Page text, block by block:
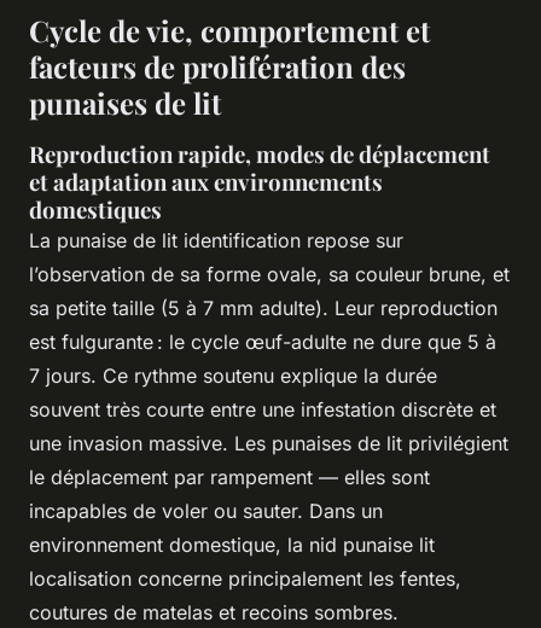
Cycle de vie, comportement et
facteurs de prolifération des
punaises de lit
Reproduction rapide, modes de déplacement
et adaptation aux environnements
domestiques
La punaise de lit identification repose sur
l’observation de sa forme ovale, sa couleur brune, et
sa petite taille (5 à 7 mm adulte). Leur reproduction
est fulgurante : le cycle œuf-adulte ne dure que 5 à
7 jours. Ce rythme soutenu explique la durée
souvent très courte entre une infestation discrète et
une invasion massive. Les punaises de lit privilégient
le déplacement par rampement — elles sont
incapables de voler ou sauter. Dans un
environnement domestique, la nid punaise lit
localisation concerne principalement les fentes,
coutures de matelas et recoins sombres.